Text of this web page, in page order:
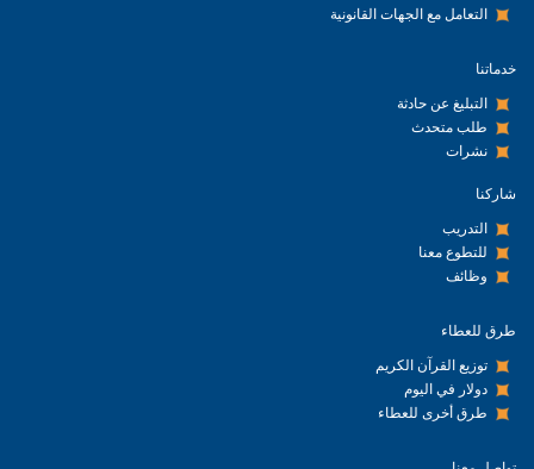
التعامل مع الجهات القانونية
خدماتنا
التبليغ عن حادثة
طلب متحدث
نشرات
شاركنا
التدريب
للتطوع معنا
وظائف
طرق للعطاء
توزيع القرآن الكريم
دولار في اليوم
طرق أخرى للعطاء